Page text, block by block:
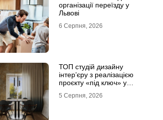
організації переїзду у
Львові
6 Серпня, 2026
ТОП студій дизайну
інтер’єру з реалізацією
проєкту «під ключ» у
5 Серпня, 2026